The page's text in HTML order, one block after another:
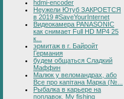
hdmi-encoder
Неужели Ютуб ЗАКРОЕТСЯ
в 2019 #SaveYourInternet
Видеокамера PANASONIC
как снимает Full HD MP4 25
к...
эрмитаж в г. Байройт
Германия
будем общаться Сладкий
Маффин
Малюк у веломандрах, або
Все про капітана Марка (№...
Рыбалка в карьере на
поплавок. My fishing